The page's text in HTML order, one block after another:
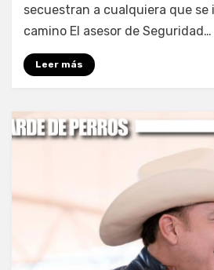
secuestran a cualquiera que se
camino El asesor de Seguridad…
Leer más